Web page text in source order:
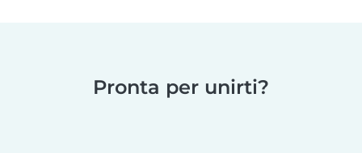
Pronta per unirti?